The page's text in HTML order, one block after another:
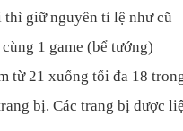
thì giữ nguyên tỉ lệ như cũ
1 game (bể tướng)
từ 21 xuống tối đa 18
bị. Các trang bị được